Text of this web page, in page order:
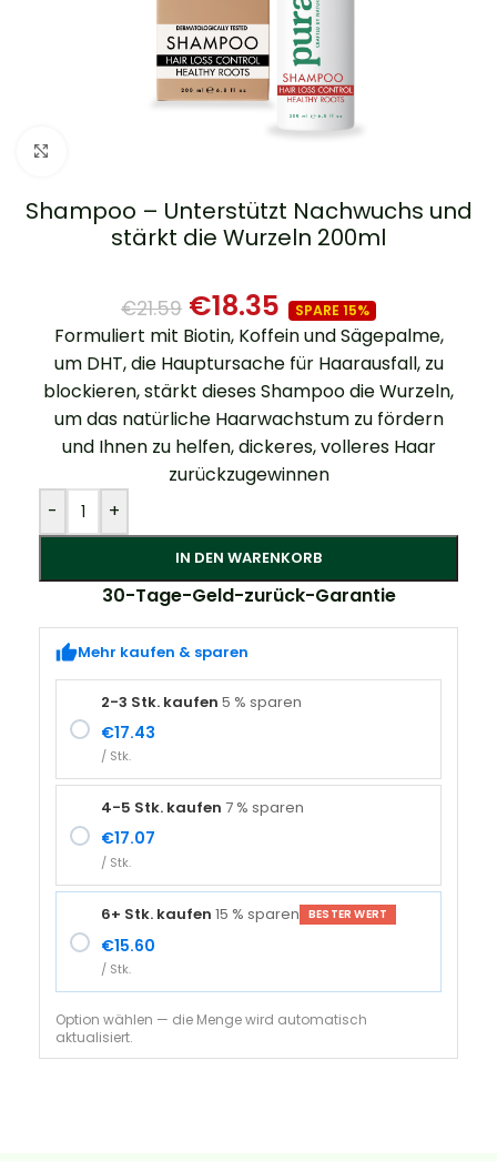
Shampoo – Unterstützt Nachwuchs und
stärkt die Wurzeln 200ml
€21.59 €18.35 SPARE 15%
Formuliert mit Biotin, Koffein und Sägepalme,
um DHT, die Hauptursache für Haarausfall, zu
blockieren, stärkt dieses Shampoo die Wurzeln,
um das natürliche Haarwachstum zu fördern
und Ihnen zu helfen, dickeres, volleres Haar
zurückzugewinnen
-
+
IN DEN WARENKORB
Alternative:
30-Tage-Geld-zurück-Garantie
Mehr kaufen & sparen
2-3 Stk. kaufen 5 % sparen
€17.43
/ Stk.
4-5 Stk. kaufen 7 % sparen
€17.07
/ Stk.
6+ Stk. kaufen 15 % sparen BESTER WERT
€15.60
/ Stk.
Option wählen — die Menge wird automatisch
aktualisiert.